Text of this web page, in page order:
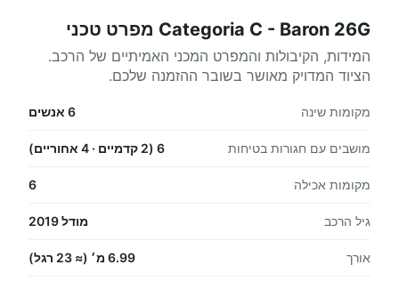
Categoria C - Baron 26G מפרט טכני
המידות, הקיבולות והמפרט המכני האמיתיים של הרכב.
הציוד המדויק מאושר בשובר ההזמנה שלכם.
מקומות שינה 6 אנשים
מושבים עם חגורות בטיחות 6 (2 קדמיים · 4 אחוריים)
מקומות אכילה 6
גיל הרכב מודל 2019
אורך 6.99 מ׳ (≈ 23 רגל)